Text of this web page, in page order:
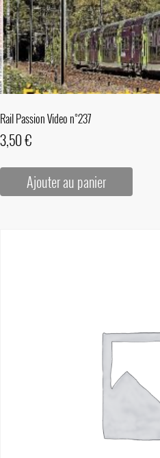
Rail Passion Video n°237
3,50€
Ajouter au panier